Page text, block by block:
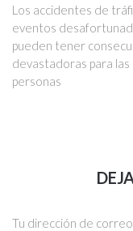
Los accidentes de
eventos
pueden tener
devastadoras para las
personas
Tu dirección de